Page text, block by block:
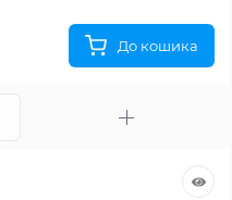
До кошика